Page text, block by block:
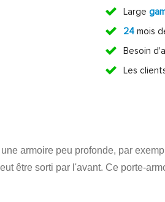
Large
24mois
Besoin
Les
armoire peu profonde, par
être sorti par l'avant. Ce porte-